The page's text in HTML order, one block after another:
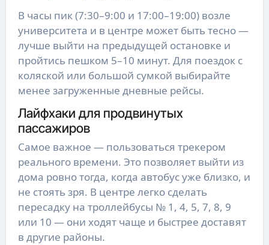
В часы пик (7:30–9:00 и 17:00–19:00) возле
университета и в центре может быть тесно —
лучше выйти на предыдущей остановке и
пройтись пешком 5–10 минут. Для поездок с
коляской или большой сумкой выбирайте
менее загруженные дневные рейсы.
Лайфхаки для продвинутых
пассажиров
Самое важное — пользоваться трекером
реального времени. Это позволяет выйти из
дома ровно тогда, когда автобус уже близко, и
не стоять зря. В центре легко сделать
пересадку на троллейбусы № 1, 4, 5, 7, 8, 9
или 10 — они ходят чаще и быстрее доставят
в другие районы.